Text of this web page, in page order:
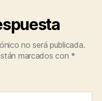
no será publicada.
marcados con *